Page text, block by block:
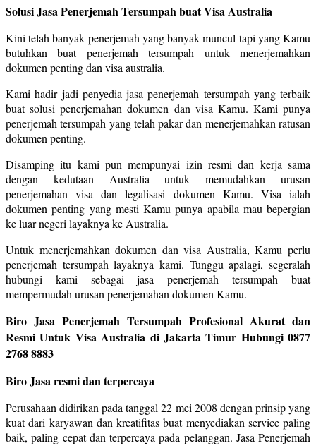
Solusi Jasa Penerjemah Tersumpah buat Visa Australia
Kini telah banyak penerjemah yang banyak muncul tapi yang Kamu
butuhkan buat penerjemah tersumpah untuk menerjemahkan
dokumen penting dan visa australia.
Kami hadir jadi penyedia jasa penerjemah tersumpah yang terbaik
buat solusi penerjemahan dokumen dan visa Kamu. Kami punya
penerjemah tersumpah yang telah pakar dan menerjemahkan ratusan
dokumen penting.
Disamping itu kami pun mempunyai izin resmi dan kerja sama
dengan kedutaan Australia untuk memudahkan urusan
penerjemahan visa dan legalisasi dokumen Kamu. Visa ialah
dokumen penting yang mesti Kamu punya apabila mau bepergian
ke luar negeri layaknya ke Australia.
Untuk menerjemahkan dokumen dan visa Australia, Kamu perlu
penerjemah tersumpah layaknya kami. Tunggu apalagi, segeralah
hubungi kami sebagai jasa penerjemah tersumpah buat
mempermudah urusan penerjemahan dokumen Kamu.
Biro Jasa Penerjemah Tersumpah Profesional Akurat dan
Resmi Untuk Visa Australia di Jakarta Timur Hubungi 0877
2768 8883
Biro Jasa resmi dan terpercaya
Perusahaan didirikan pada tanggal 22 mei 2008 dengan prinsip yang
kuat dari karyawan dan kreatifitas buat menyediakan service paling
baik, paling cepat dan terpercaya pada pelanggan. Jasa Penerjemah